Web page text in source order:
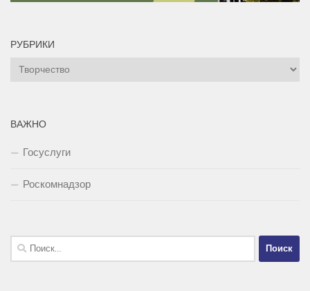
РУБРИКИ
Рубрики
ВАЖНО
Госуслуги
Роскомнадзор
Найти: